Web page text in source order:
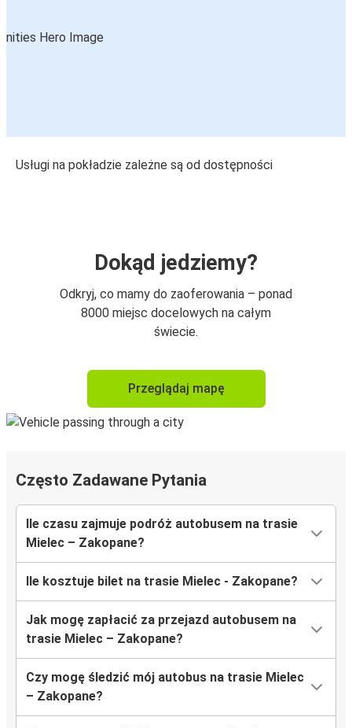
Usługi na pokładzie zależne są od dostępności
Dokąd jedziemy?
Odkryj, co mamy do zaoferowania – ponad
8000 miejsc docelowych na całym
świecie.
Przeglądaj mapę
Często Zadawane Pytania
Ile czasu zajmuje podróż autobusem na trasie
Mielec – Zakopane?
Ile kosztuje bilet na trasie Mielec - Zakopane?
Jak mogę zapłacić za przejazd autobusem na
trasie Mielec – Zakopane?
Czy mogę śledzić mój autobus na trasie Mielec
– Zakopane?